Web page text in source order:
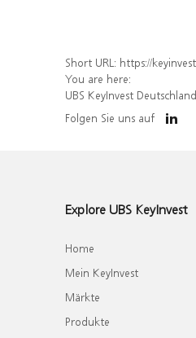
Short URL: https://keyinvest-de.ubs.com/
You are here:
UBS KeyInvest Deutschland
Folgen Sie uns auf
Explore UBS KeyInvest
Home
Mein KeyInvest
Märkte
Produkte